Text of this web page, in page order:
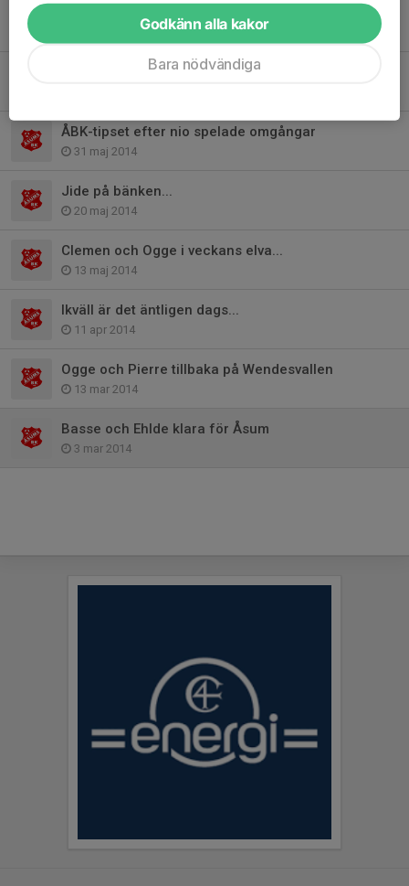
Tre man i Persson elva...
ÅBK-tipset efter nio spelade omgångar
31 maj 2014
Jide på bänken...
20 maj 2014
Clemen och Ogge i veckans elva...
13 maj 2014
Ikväll är det äntligen dags...
11 apr 2014
Ogge och Pierre tillbaka på Wendesvallen
13 mar 2014
Basse och Ehlde klara för Åsum
3 mar 2014
Godkänn alla kakor
Bara nödvändiga